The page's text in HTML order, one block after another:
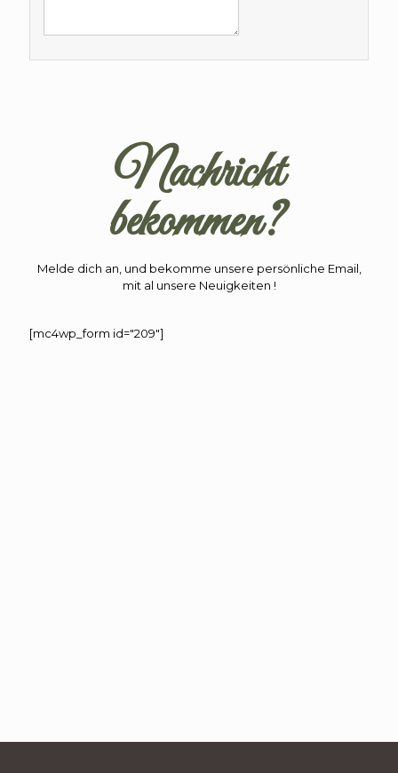
Nachricht
bekommen?
Melde dich an, und bekomme unsere persönliche Email,
mit al unsere Neuigkeiten !
[mc4wp_form id="209"]